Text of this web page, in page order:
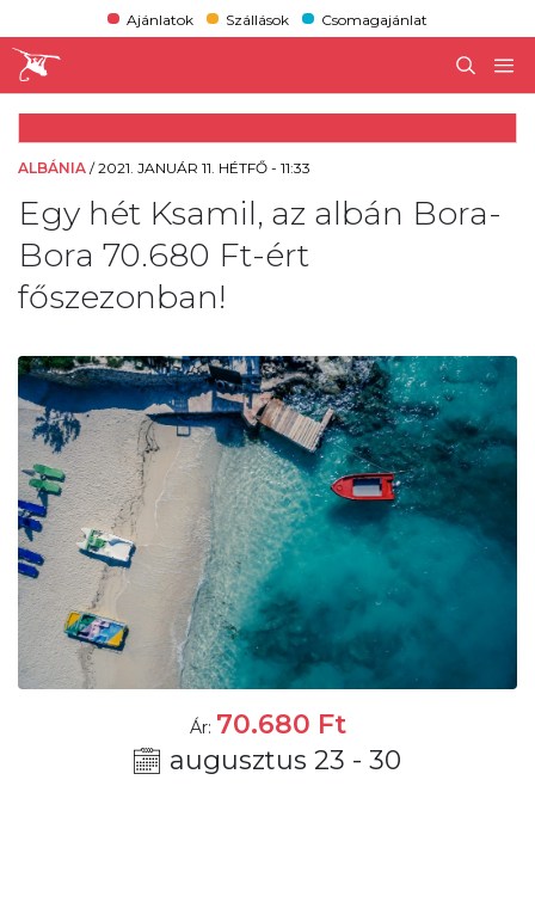
Ajánlatok Szállások Csomagajánlat
ALBÁNIA /2021. JANUÁR 11. HÉTFŐ - 11:33
Egy hét Ksamil, az albán Bora-
Bora 70.680 Ft-ért
főszezonban!
Ár: 70.680 Ft
augusztus 23 - 30